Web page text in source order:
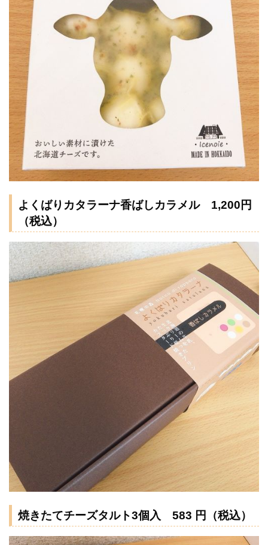
よくばりカタラーナ香ばしカラメル 1,200円
（税込）
焼きたてチーズタルト3個入 583 円（税込）